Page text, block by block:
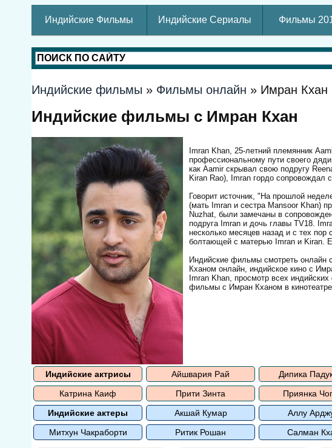
Индийские Фильмы Индийские Сериалы Фильмы
Индийские фильмы » Фильмы онлайн » Имран Кхан
Индийские фильмы с Имран Кхан
Imran Khan, 25-летний племянник
профессиональному пути своего
как Aamir скрывал свою подругу
Kiran Rao), Imran гордо сопровождал
Говорит источник, "На прошлой
(мать Imran и сестра Mansoor Khan)
Nuzhat, были замечаны в
подруга Imran и дочь главы TV18.
несколько месяцев назад и с тех
болтающей с матерью Imran и Kiran.
Индийские фильмы смотреть онлайн
Кханом онлайн, индийское кино с
Imran Khan, просмотр всех
фильмы с Имран Кханом в
Индийские актрисы Айшвария Рай Дипика
Катрина Каиф
Прити Зинта Приянка
Индийские актеры
Акшай Кумар Аллу
Митхун Чакраборти
Ритик Рошан Салман